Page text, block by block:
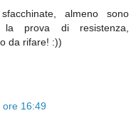
almeno sono
la prova di resistenza,
da rifare! :))
ore 16:49